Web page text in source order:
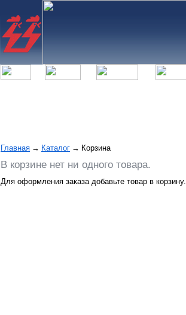
Главная → Каталог → Корзина
В корзине нет ни одного товара.
Для оформления заказа добавьте товар в корзину.